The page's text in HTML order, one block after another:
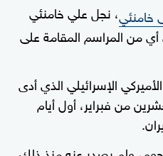
خامنئي، نجل علي خامنئي
من المراسم المقامة على
الإسرائيلي الذي أدى
من فبراير، أول أيام